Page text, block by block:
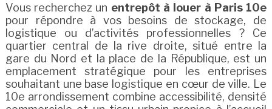
Vous recherchez un entrepôt à louer à Paris 10e
pour répondre à vos besoins de stockage, de
logistique ou d’activités professionnelles ? Ce
quartier central de la rive droite, situé entre la
gare du Nord et la place de la République, est un
emplacement stratégique pour les entreprises
souhaitant une base logistique en cœur de ville. Le
10e arrondissement combine accessibilité, densité